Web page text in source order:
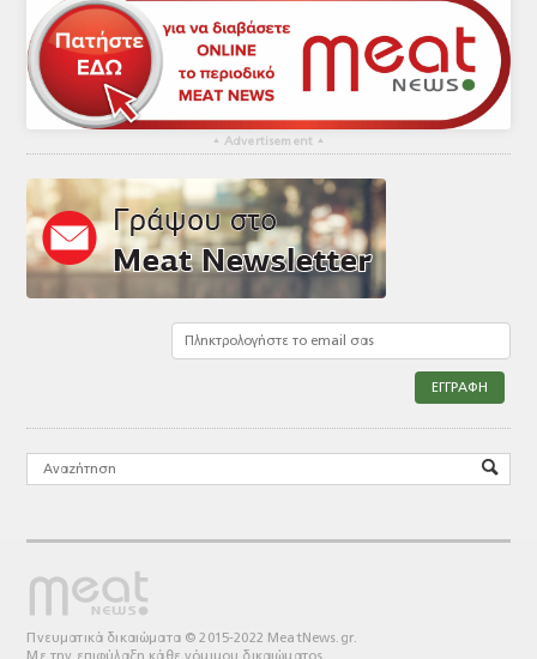
▴ Advertisement ▴
Πνευματικά δικαιώματα © 2015-2022 MeatNews.gr.